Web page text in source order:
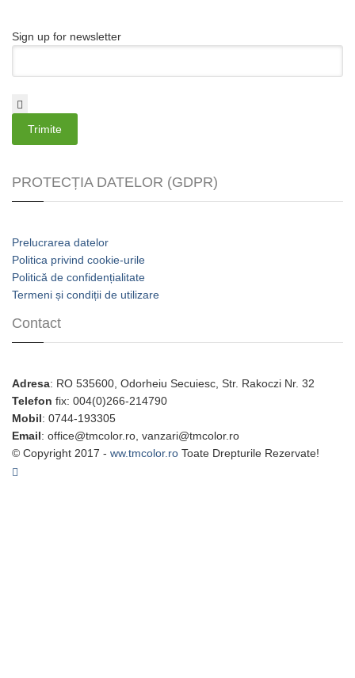
Sign up for newsletter
PROTECȚIA DATELOR (GDPR)
Prelucrarea datelor
Politica privind cookie-urile
Politică de confidențialitate
Termeni și condiții de utilizare
Contact
Adresa: RO 535600, Odorheiu Secuiesc, Str. Rakoczi Nr. 32
Telefon fix: 004(0)266-214790
Mobil: 0744-193305
Email: office@tmcolor.ro, vanzari@tmcolor.ro
© Copyright 2017 - ww.tmcolor.ro Toate Drepturile Rezervate!